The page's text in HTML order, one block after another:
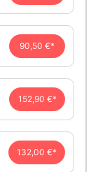
90,50 €*
152,90 €*
132,00 €*